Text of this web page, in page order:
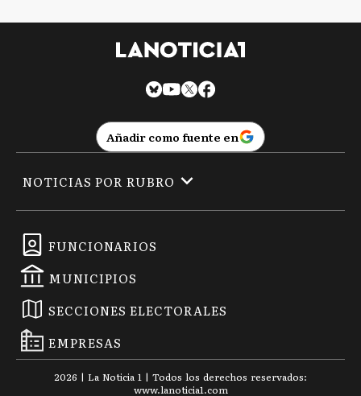
Añadir como fuente en
FUNCIONARIOS
MUNICIPIOS
SECCIONES ELECTORALES
EMPRESAS
NOTICIAS POR RUBRO
2026 | La Noticia 1 | Todos los derechos reservados:
www.lanoticia1.com